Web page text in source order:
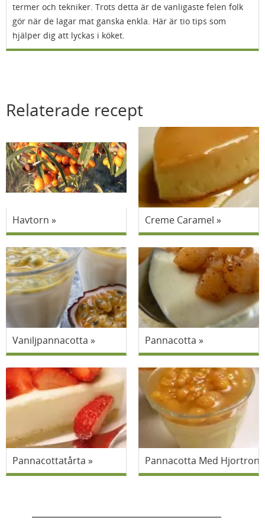
termer och tekniker. Trots detta är de vanligaste felen folk
gör när de lagar mat ganska enkla. Här är tio tips som
hjälper dig att lyckas i köket.
Relaterade recept
Havtorn Creme Caramel
Vaniljpannacotta Pannacotta
Pannacottatårta Pannacotta Med Hjortron